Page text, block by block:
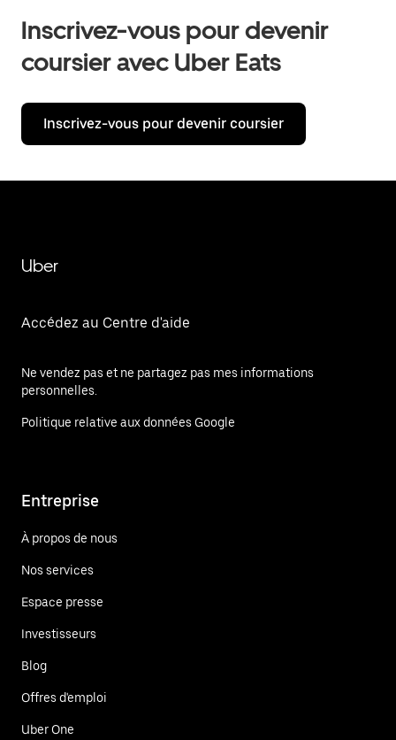
Inscrivez-vous pour devenir
coursier avec Uber Eats
Inscrivez-vous pour devenir coursier
Uber
Accédez au Centre d'aide
Ne vendez pas et ne partagez pas mes informations
personnelles.
Politique relative aux données Google
Entreprise
À propos de nous
Nos services
Espace presse
Investisseurs
Blog
Offres d'emploi
Uber One